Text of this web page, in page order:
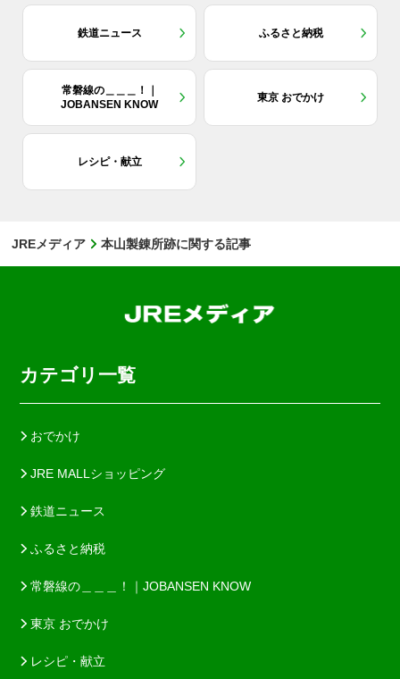
鉄道ニュース ふるさと納税
常磐線の＿＿＿！｜
JOBANSEN KNOW
東京 おでかけ
レシピ・献立
JREメディア 本山製錬所跡に関する記事
カテゴリ一覧
おでかけ
JRE MALLショッピング
鉄道ニュース
ふるさと納税
常磐線の＿＿＿！｜JOBANSEN KNOW
東京 おでかけ
レシピ・献立